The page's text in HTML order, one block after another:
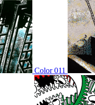
Color 011